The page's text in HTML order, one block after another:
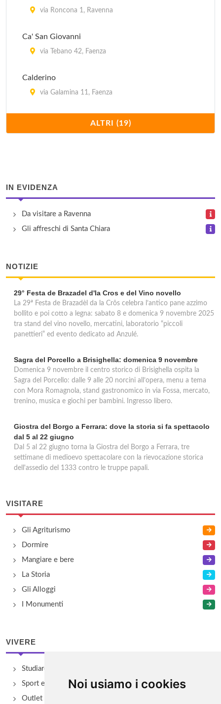
Noi usiamo i cookies
via Roncona 1, Ravenna
Ca' San Giovanni
via Tebano 42, Faenza
Calderino
via Galamina 11, Faenza
via Pittora 37, Faenza
Il Poggiolo
via Sintria 9, Casola Valsenio
La Curbastra
ALTRI (19)
IN EVIDENZA
Da visitare a Ravenna
Gli affreschi di Santa Chiara
NOTIZIE
29° Festa de Brazadel d'la Cros e del Vino novello
La 29ª Festa de Brazadèl da la Crôs celebra l’antico pane azzimo
bollito e poi cotto a legna: sabato 8 e domenica 9 novembre 2025
tra stand del vino novello, mercatini, laboratorio “piccoli
panettieri” ed evento dedicato ad Anzulé.
Sagra del Porcello a Brisighella: domenica 9 novembre
Domenica 9 novembre il centro storico di Brisighella ospita la
Sagra del Porcello: dalle 9 alle 20 norcini all’opera, menu a tema
con Mora Romagnola, stand gastronomico in via Fossa, mercato,
trenino, musica e giochi per bambini. Ingresso libero.
Giostra del Borgo a Ferrara: dove la storia si fa spettacolo
dal 5 al 22 giugno
Dal 5 al 22 giugno torna la Giostra del Borgo a Ferrara, tre
settimane di medioevo spettacolare con la rievocazione storica
dell'assedio del 1333 contro le truppe papali.
VISITARE
Gli Agriturismo
Dormire
Mangiare e bere
La Storia
Gli Alloggi
I Monumenti
VIVERE
Studiare
Sport e Benessere
Outlet e spacci aziendali